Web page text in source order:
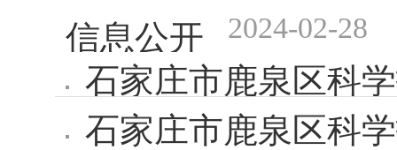
信息公开 2024-02-28
石家庄市鹿泉区科
预算信息公开 2024-
石家庄市鹿泉区科